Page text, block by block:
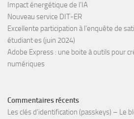
Impact énergétique de l’IA
Nouveau service DIT-ER
Excellente participation à l’enquête de
étudiant·es (juin 2024)
Adobe Express : une boite à outils pour
numériques
Commentaires récents
Les clés d’identification (passkeys) – Le